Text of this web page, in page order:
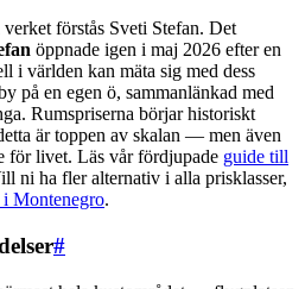
förstås Sveti Stefan. Det
öppnade igen i maj 2026 efter en
i världen kan mäta sig med dess
på en egen ö, sammanlänkad med
Rumspriserna börjar historiskt
är toppen av skalan — men även
för livet. Läs vår fördjupade guide till
ni ha fler alternativ i alla prisklasser,
Montenegro.
#